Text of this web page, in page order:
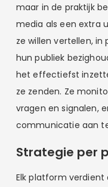
maar in de praktijk
media als een extra
ze willen vertellen,
hun publiek
het effectiefst
ze zenden. Ze
vragen en signalen,
communicatie aan
Strategie per
Elk platform verdient